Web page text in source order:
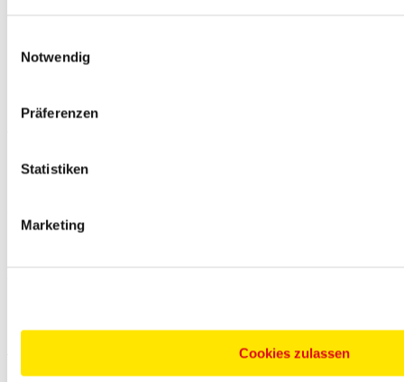
Notwendig
Präferenzen
Statistiken
Marketing
Cookies zulassen
und Wassersport.
Restaurants und Bars sowie eine gepflegte Gartenanlage.